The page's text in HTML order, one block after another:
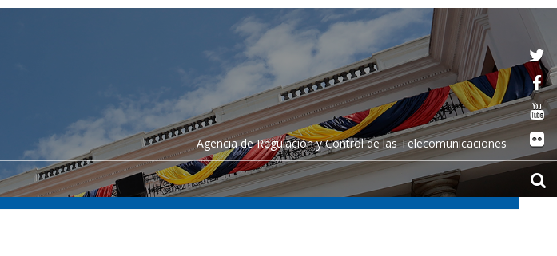
Agencia de Regulación y Control de las Telecomunicaciones